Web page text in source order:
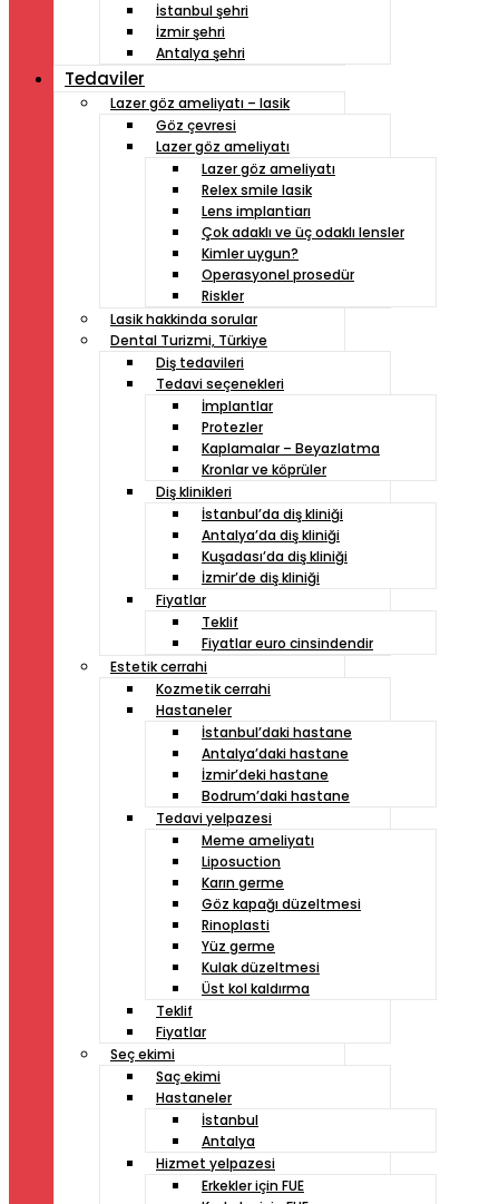
İstanbul şehri
İzmir şehri
Antalya şehri
Tedaviler
Lazer göz ameliyatı – lasik
Göz çevresi
Lazer göz ameliyatı
Lazer göz ameliyatı
Relex smile lasik
Lens implantiarı
Çok adaklı ve üç odaklı lensler
Kimler uygun?
Operasyonel prosedür
Riskler
Lasik hakkinda sorular
Dental Turizmi, Türkiye
Diş tedavileri
Tedavi seçenekleri
İmplantlar
Protezler
Kaplamalar – Beyazlatma
Kronlar ve köprüler
Diş klinikleri
İstanbul’da diş kliniği
Antalya’da diş kliniği
Kuşadası’da diş kliniği
İzmir’de diş kliniği
Fiyatlar
Teklif
Fiyatlar euro cinsindendir
Estetik cerrahi
Kozmetik cerrahi
Hastaneler
İstanbul’daki hastane
Antalya’daki hastane
İzmir’deki hastane
Bodrum’daki hastane
Tedavi yelpazesi
Meme ameliyatı
Liposuction
Karın germe
Göz kapağı düzeltmesi
Rinoplasti
Yüz germe
Kulak düzeltmesi
Üst kol kaldırma
Teklif
Fiyatlar
Seç ekimi
Saç ekimi
Hastaneler
İstanbul
Antalya
Hizmet yelpazesi
Erkekler için FUE